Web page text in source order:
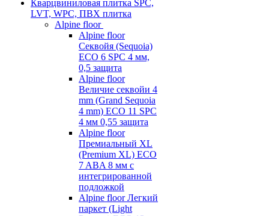
Кварцвиниловая плитка SPC,
LVT, WPC, ПВХ плитка
Alpine floor
Alpine floor
Секвойя (Sequoia)
ECO 6 SPC 4 мм,
0,5 защита
Alpine floor
Величие секвойи 4
mm (Grand Sequoia
4 mm) ECO 11 SPC
4 мм 0,55 защита
Alpine floor
Премиальный XL
(Premium XL) ECO
7 ABA 8 мм с
интегрированной
подложкой
Alpine floor Легкий
паркет (Light